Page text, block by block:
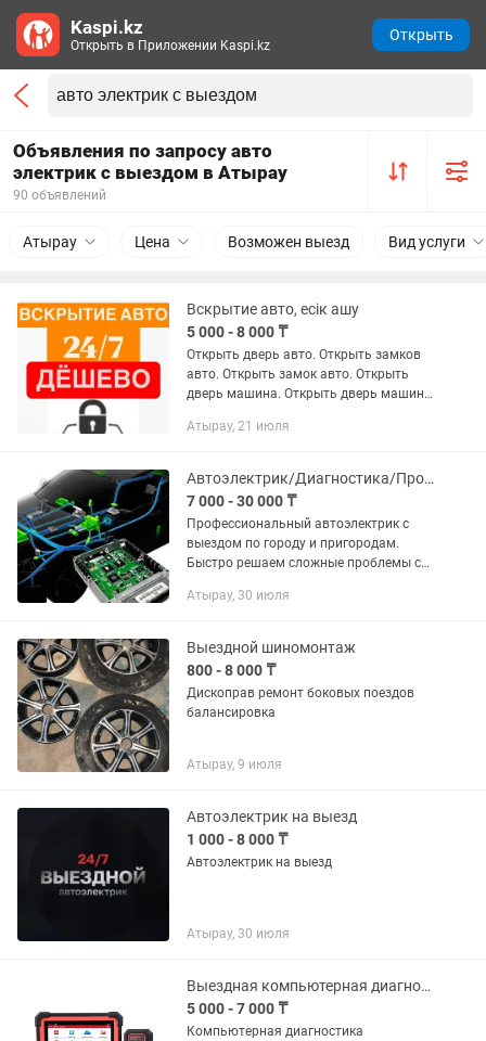
Объявления по запросу авто
электрик с выездом в Атырау
90 объявлений
Атырау Цена Возможен выезд Вид услуги
Вскрытие авто, есік ашу
5 000 - 8 000 ₸
Открыть дверь авто. Открыть замков
авто. Открыть замок авто. Открыть
дверь машина. Открыть дверь машину.
машину. Вскрыть дверь авто. Вскрыть
Атырау, 21 июля
Автоэлектрик/Диагностика/Прошивка
7 000 - 30 000 ₸
Профессиональный автоэлектрик с
выездом по городу и пригородам.
Быстро решаем сложные проблемы с
Ремонт блоков управления: ECU, SRS,
Атырау, 30 июля
Выездной шиномонтаж
800 - 8 000 ₸
Дископрав ремонт боковых поездов
балансировка
Атырау, 9 июля
Автоэлектрик на выезд
1 000 - 8 000 ₸
Автоэлектрик на выезд
Атырау, 30 июля
Выездная компьютерная диагностика на любые марки авто Launch x431 pro
5 000 - 7 000 ₸
Компьютерная диагностика
Kaspi.kz
Открыть в Приложении Kaspi.kz
Открыть